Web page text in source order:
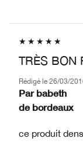
TRÈS BON
Rédigé le 26/03/
Par babeth
de bordeaux
ce produit